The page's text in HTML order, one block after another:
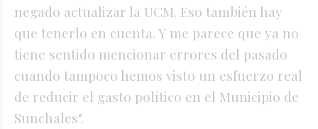
negado actualizar la UCM. Eso también hay
que tenerlo en cuenta. Y me parece que ya no
tiene sentido mencionar errores del pasado
cuando tampoco hemos visto un esfuerzo real
de reducir el gasto político en el Municipio de
Sunchales".